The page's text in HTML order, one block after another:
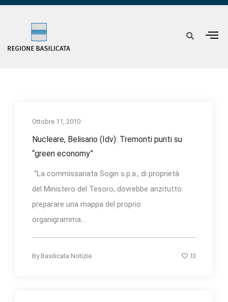
Ottobre 11, 2010
Nucleare, Belisario (Idv): Tremonti punti su
“green economy”
“La commissariata Sogin s.p.a., di proprietà
del Ministero del Tesoro, dovrebbe anzitutto
preparare una mappa del proprio
organigramma...
By Basilicata Notizie 13